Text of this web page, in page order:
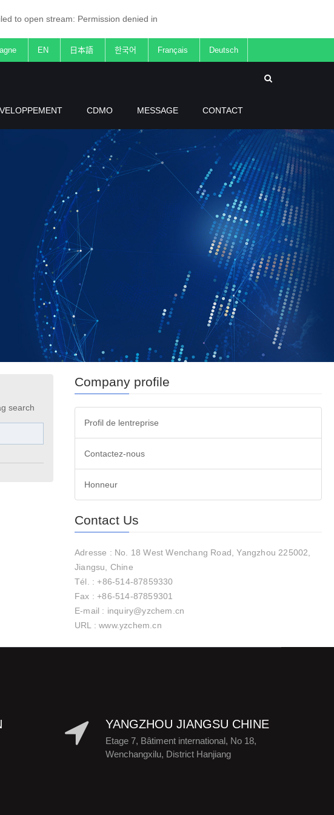
to open stream: Permission denied in
EN 日本語 한국어 Français Deutsch
CDMO MESSAGE CONTACT
search
Company profile
Profil de lentreprise
Contactez-nous
Honneur
Contact Us
Adresse : No. 18 West Wenchang Road, Yangzhou 225002,
Jiangsu, Chine
Tél. : +86-514-87859330
Fax : +86-514-87859301
E-mail : inquiry@yzchem.cn
URL : www.yzchem.cn
YANGZHOU JIANGSU CHINE
Etage 7, Bâtiment international, No 18,
Wenchangxilu, District Hanjiang